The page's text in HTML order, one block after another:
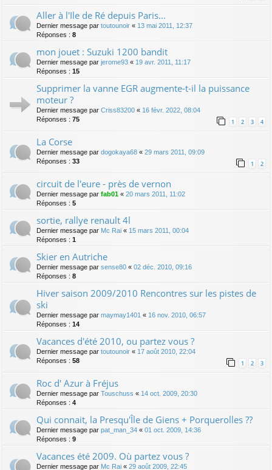
Aller à l'Ile de Ré depuis Paris...
Dernier message par toutounoir « 13 mai 2011, 12:37
Réponses : 8
mon jouet : Suzuki 1200 bandit
Dernier message par jerome93 « 19 avr. 2011, 11:17
Réponses : 15
Supprimer la vanne EGR augmente-t-il la puissance
moteur ?
Dernier message par Criss83200 « 16 févr. 2022, 08:04
Réponses : 75 1 2 3 4
La Corse
Dernier message par dogokaya68 « 29 mars 2011, 09:09
Réponses : 33 1 2
circuit de l'eure - près de vernon
Dernier message par fab01 « 20 mars 2011, 11:02
Réponses : 5
sortie, rallye renault 4l
Dernier message par Mc Rai « 15 mars 2011, 00:04
Réponses : 1
Skier en Autriche
Dernier message par sense80 « 02 déc. 2010, 09:16
Réponses : 8
Hiver saison 2009/2010 Rencontres sur les pistes de
ski
Dernier message par maymay1401 « 16 nov. 2010, 06:57
Réponses : 14
Vacances d'été 2010, ou partez vous ?
Dernier message par toutounoir « 17 août 2010, 22:04
Réponses : 58 1 2 3
Roc d' Azur à Fréjus
Dernier message par Touschuss « 14 oct. 2009, 20:30
Réponses : 4
Qui connait, la Presqu'Île de Giens + Porquerolles ??
Dernier message par pat_man_34 « 01 oct. 2009, 14:36
Réponses : 9
Vacances été 2009. Où partez vous ?
Dernier message par Mc Rai « 29 août 2009, 22:45